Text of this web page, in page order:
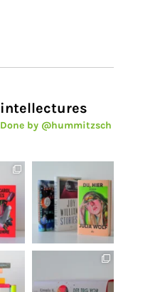
intellectures
Done by @hummitzsch